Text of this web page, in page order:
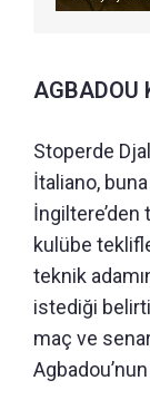
AGBADOU
Stoperde
İtaliano, buna
kulübe
teknik
istediği
maç ve